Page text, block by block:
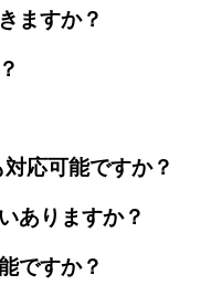
ますか？
応可能ですか？
ありますか？
ですか？